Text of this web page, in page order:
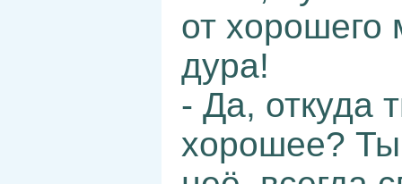
от хорошего
дура!
- Да, откуда
хорошее?